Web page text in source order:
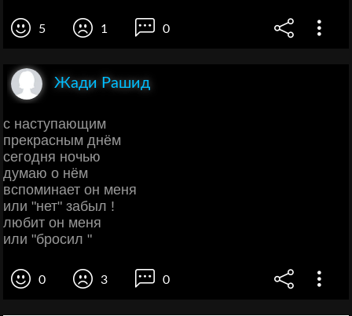
5 1 0
Жади Рашид
с наступающим
прекрасным днём
сегодня ночью
думаю о нём
вспоминает он меня
или "нет" забыл !
любит он меня
или "бросил "
0 3 0